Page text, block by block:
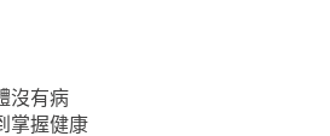
沒有病
掌握健康